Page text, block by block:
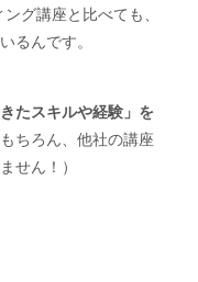
グ講座と比べても、
るんです。
たスキルや経験」を
ちろん、他社の講座
せん！）